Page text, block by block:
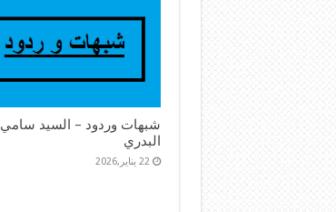
شبهات وردود – السيد سامي
البدري
22 يناير,2026